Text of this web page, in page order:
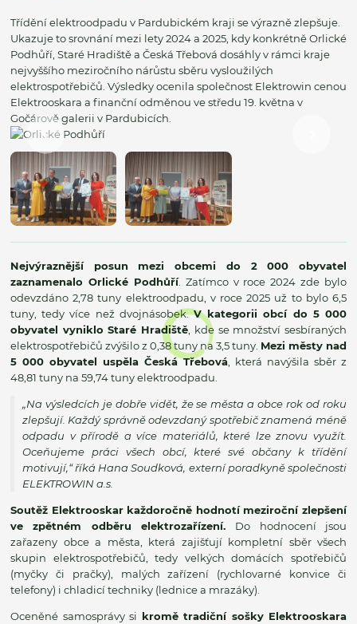
Třídění elektroodpadu v Pardubickém kraji se výrazně zlepšuje.
Ukazuje to srovnání mezi lety 2024 a 2025, kdy konkrétně Orlické
Podhůří, Staré Hradiště a Česká Třebová dosáhly v rámci kraje
nejvyššího meziročního nárůstu sběru vysloužilých
elektrospotřebičů. Výsledky ocenila společnost Elektrowin cenou
Elektrooskara a finanční odměnou ve středu 19. května v
Gočárově galerii v Pardubicích.
Nejvýraznější posun mezi obcemi do 2 000 obyvatel
zaznamenalo Orlické Podhůří. Zatímco v roce 2024 zde bylo
odevzdáno 2,78 tuny elektroodpadu, v roce 2025 už to bylo 6,5
tuny, tedy více než dvojnásobek.V kategorii obcí do 5 000
obyvatel vyniklo Staré Hradiště , kde se množství sesbíraných
elektrospotřebičů zvýšilo z 0,38 tuny na 3,5 tuny. Mezi městy nad
5 000 obyvatel uspěla Česká Třebová , která navýšila sběr z
48,81 tuny na 59,74 tuny elektroodpadu.
„Na výsledcích je dobře vidět, že se města a obce rok od roku
zlepšují. Každý správně odevzdaný spotřebič znamená méně
odpadu v přírodě a více materiálů, které lze znovu využít.
Oceňujeme práci všech obcí, které své občany k třídění
motivují,“říká Hana Soudková, externí poradkyně společnosti
ELEKTROWIN a.s.
Soutěž Elektrooskar každoročně hodnotí meziroční zlepšení
ve zpětném odběru elektrozařízení. Do hodnocení jsou
zařazeny obce a města, která zajišťují kompletní sběr všech
skupin elektrospotřebičů, tedy velkých domácích spotřebičů
(myčky či pračky), malých zařízení (rychlovarné konvice či
telefony) i chladicí techniky (lednice a mrazáky).
Oceněné samosprávy si kromě tradiční sošky Elektrooskara